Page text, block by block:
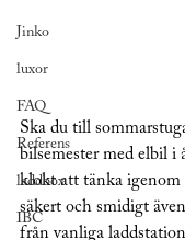
Jinko
luxor
FAQ
Referens
laddbox
IBC
Ska du till
bilsemester med elbil i
klokt att tänka igenom
säkert och smidigt
från vanliga